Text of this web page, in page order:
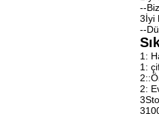
--
3İyi
--
1:
1:
2: